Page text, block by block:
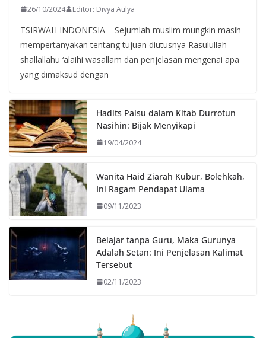
26/10/2024 Editor: Divya Aulya
TSIRWAH INDONESIA – Sejumlah muslim mungkin masih
mempertanyakan tentang tujuan diutusnya Rasulullah
shallallahu ‘alaihi wasallam dan penjelasan mengenai apa
yang dimaksud dengan
Hadits Palsu dalam Kitab Durrotun
Nasihin: Bijak Menyikapi
19/04/2024
Wanita Haid Ziarah Kubur, Bolehkah,
Ini Ragam Pendapat Ulama
09/11/2023
Belajar tanpa Guru, Maka Gurunya
Adalah Setan: Ini Penjelasan Kalimat
Tersebut
02/11/2023